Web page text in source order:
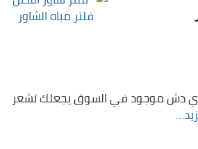
اي دش موجود في السوق يجعلك تشعر